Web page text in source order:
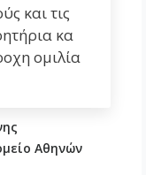
και τις
κα
ομιλία
Αθηνών